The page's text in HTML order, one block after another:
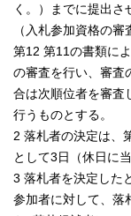
く。）までに提出さ
（入札参加資格の審
第12 第11の書類に
の審査を行い、審査
合は次順位者を審査
行うものとする。
2 落札者の決定は、
として3日（休日に
3 落札者を決定した
参加者に対して、落